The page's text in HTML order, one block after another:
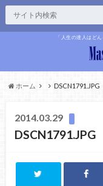
「人生の達人はど
ホーム DSCN1791.JPG
2014.03.29
DSCN1791.JPG